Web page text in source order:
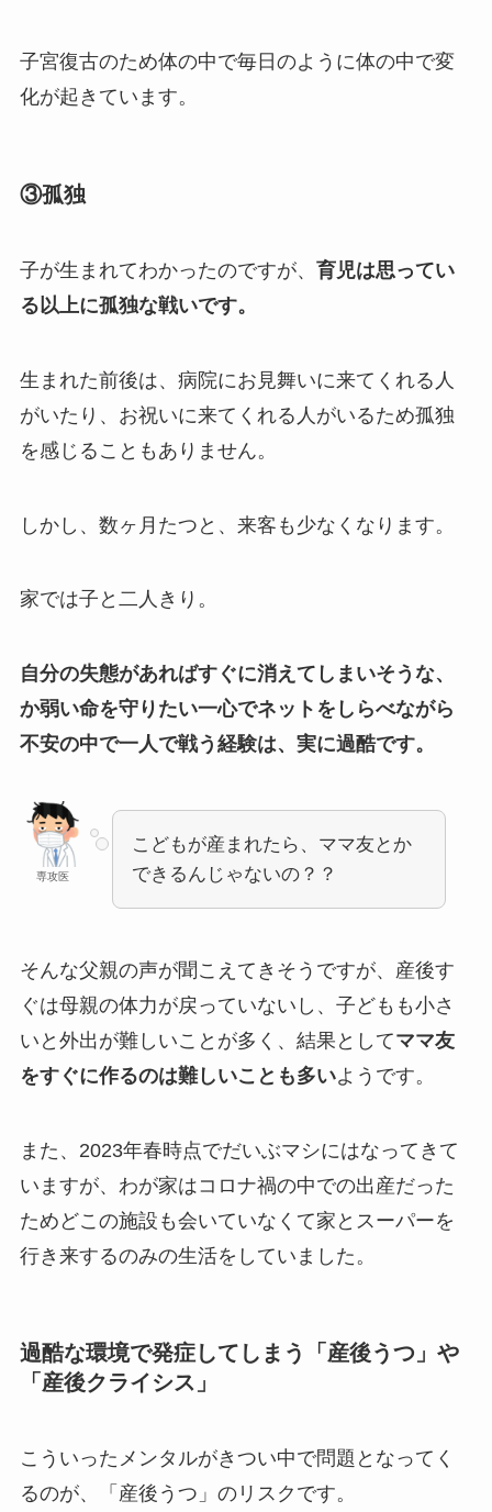
子宮復古のため体の中で毎日のように体の中で変
化が起きています。
③孤独
子が生まれてわかったのですが、 育児は思ってい
る以上に孤独な戦いです。
生まれた前後は、病院にお見舞いに来てくれる人
がいたり、お祝いに来てくれる人がいるため孤独
を感じることもありません。
しかし、数ヶ月たつと、来客も少なくなります。
家では子と二人きり。
自分の失態があればすぐに消えてしまいそうな、
か弱い命を守りたい一心でネットをしらべながら
不安の中で一人で戦う経験は、実に過酷です。
専攻医
こどもが産まれたら、ママ友とか
できるんじゃないの？？
そんな父親の声が聞こえてきそうですが、産後す
ぐは母親の体力が戻っていないし、子どもも小さ
いと外出が難しいことが多く、結果としてママ友
をすぐに作るのは難しいことも多いようです。
また、2023年春時点でだいぶマシにはなってきて
いますが、わが家はコロナ禍の中での出産だった
ためどこの施設も会いていなくて家とスーパーを
行き来するのみの生活をしていました。
過酷な環境で発症してしまう「産後うつ」や
「産後クライシス」
こういったメンタルがきつい中で問題となってく
るのが、
「産後うつ」のリスク です。